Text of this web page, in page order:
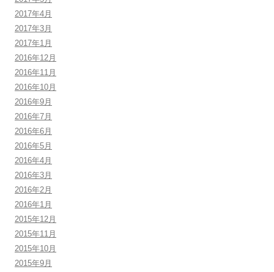
2017年4月
2017年3月
2017年1月
2016年12月
2016年11月
2016年10月
2016年9月
2016年7月
2016年6月
2016年5月
2016年4月
2016年3月
2016年2月
2016年1月
2015年12月
2015年11月
2015年10月
2015年9月